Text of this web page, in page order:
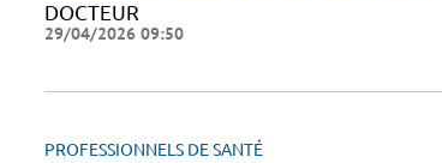
DOCTEUR
29/04/2026 09:50
PROFESSIONNELS DE SANTÉ